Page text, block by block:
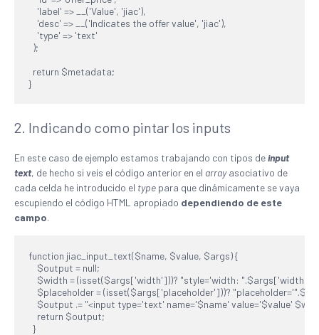
    'label' => __('Value', 'jiac'),
    'desc' => __('Indicates the offer value', 'jiac'),
    'type' => 'text'
  );
  return $metadata;
}
2. Indicando como pintar los inputs
En este caso de ejemplo estamos trabajando con tipos deinput
text, de hecho si veis el código anterior en el arrayasociativo de
cada celda he introducido el type para que dinámicamente se vaya
escupiendo el código HTML apropiado dependiendo de este
campo.
function jiac_input_text($name, $value, $args) {
    $output = null;
$width = (isset($args['width']))? "style='width: ".$args['width']."'"
$placeholder = (isset($args['placeholder']))?
$output .= "<input type='text' name='$name' value='$value'
    return $output;
  }